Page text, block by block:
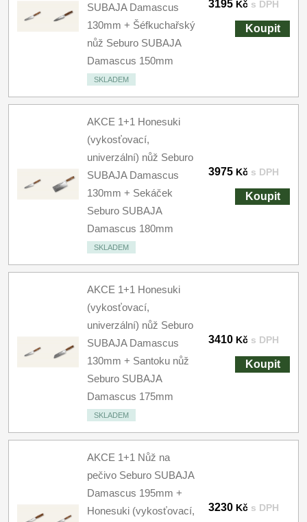
SUBAJA Damascus
130mm + Šéfkuchařský
nůž Seburo SUBAJA
Damascus 150mm
SKLADEM
3195 Kč s DPH
Koupit
AKCE 1+1 Honesuki
(vykosťovací,
univerzální) nůž Seburo
SUBAJA Damascus
130mm + Sekáček
Seburo SUBAJA
Damascus 180mm
SKLADEM
3975 Kč s DPH
Koupit
AKCE 1+1 Honesuki
(vykosťovací,
univerzální) nůž Seburo
SUBAJA Damascus
130mm + Santoku nůž
Seburo SUBAJA
Damascus 175mm
SKLADEM
3410 Kč s DPH
Koupit
AKCE 1+1 Nůž na
pečivo Seburo SUBAJA
Damascus 195mm +
Honesuki (vykosťovací,
3230 Kč s DPH